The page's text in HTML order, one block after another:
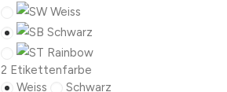
Weiss
Schwarz
Rainbow
2 Etikettenfarbe
Weiss
Schwarz